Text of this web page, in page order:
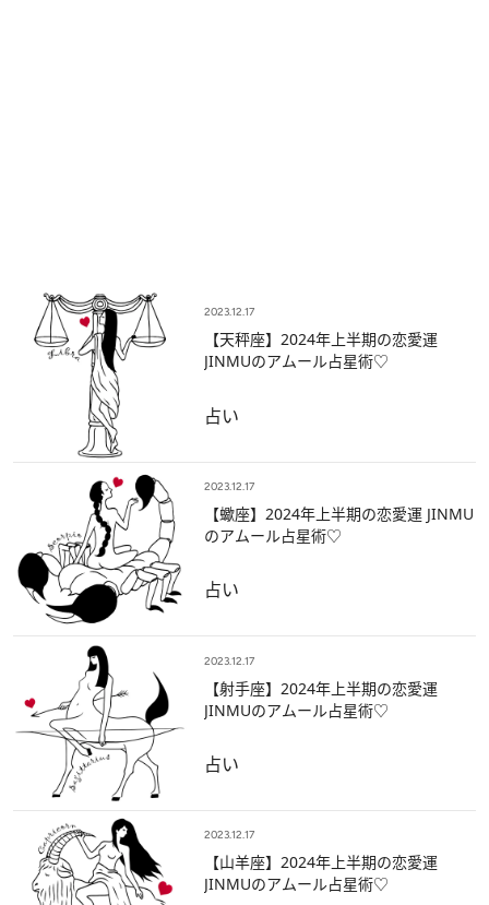
2023.12.17
【天秤座】2024年上半期の恋愛運
JINMUのアムール占星術♡
占い
2023.12.17
【蠍座】2024年上半期の恋愛運 JINMU
のアムール占星術♡
占い
2023.12.17
【射手座】2024年上半期の恋愛運
JINMUのアムール占星術♡
占い
2023.12.17
【山羊座】2024年上半期の恋愛運
JINMUのアムール占星術♡